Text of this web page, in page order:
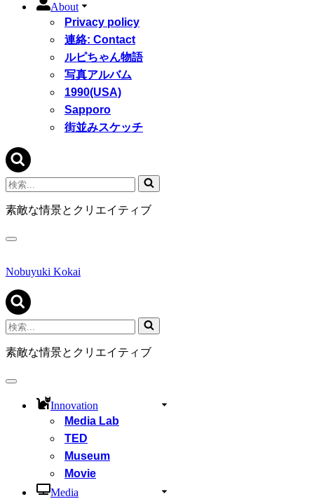
About
Privacy policy
連絡: Contact
ルピちゃん物語
写真アルバム
1990(USA)
Sapporo
街並みスケッチ
検
索...
素敵な情景とクリエイティブ
ナ
ゲ
シ
ョ
ン
メ
ニ
ュ
Nobuyuki Kokai
検
索...
素敵な情景とクリエイティブ
ナ
Innovation
Media Lab
TED
Museum
Movie
Media